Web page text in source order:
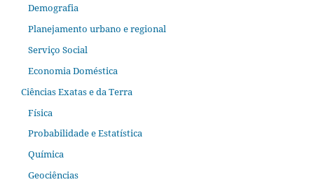
Demografia
Planejamento urbano e regional
Serviço Social
Economia Doméstica
Ciências Exatas e da Terra
Física
Probabilidade e Estatística
Química
Geociências